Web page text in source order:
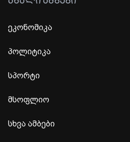
ეკონომიკა
პოლიტიკა
სპორტი
მსოფლიო
სხვა ამბები